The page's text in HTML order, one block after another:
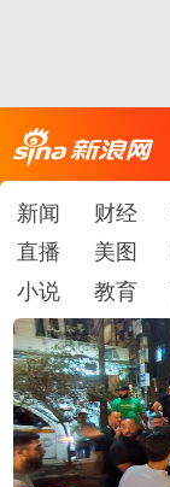
新闻 财经
直播
美图
小说
教育